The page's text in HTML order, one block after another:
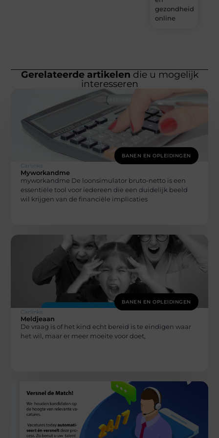
online
Gerelateerde artikelen die u mogelijk
interesseren
BANEN EN OPLEIDINGEN
Carlinks
Myworkandme
myworkandme De loonsimulator bruto-netto is een
essentiële tool voor iedereen die een duidelijk beeld
wil krijgen van de financiële implicaties
BANEN EN OPLEIDINGEN
Carlinks
Meldjeaan
De vraag is of het kind echt bereid is te eindigen waar
het wil, maar er meer moeite voor doet,